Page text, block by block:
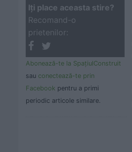
Iţi place aceasta stire?
Recomand-o
prietenilor:
Abonează-te la SpaţiulConstruit
sau conectează-te prin
Facebook pentru a primi
periodic articole similare.